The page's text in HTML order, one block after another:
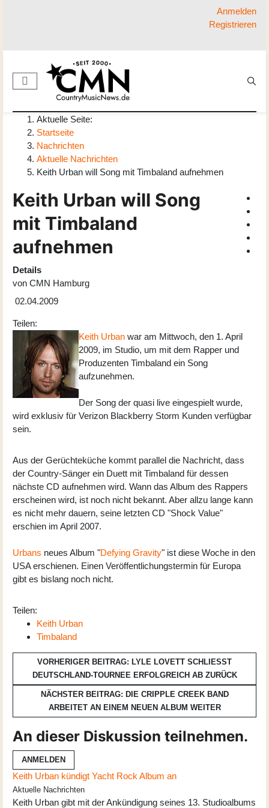
Anmelden
Registrieren
Aktuelle Seite:
Startseite
Nachrichten
Aktuelle Nachrichten
Keith Urban will Song mit Timbaland aufnehmen
Keith Urban will Song
mit Timbaland
aufnehmen
Details
von CMN Hamburg
02.04.2009
Teilen:
Keith Urban war am Mittwoch, den 1. April
2009, im Studio, um mit dem Rapper und
Produzenten Timbaland ein Song
aufzunehmen.
Der Song der quasi live eingespielt wurde,
wird exklusiv für Verizon Blackberry Storm Kunden verfügbar
sein.
Aus der Gerüchteküche kommt parallel die Nachricht, dass
der Country-Sänger ein Duett mit Timbaland für dessen
nächste CD aufnehmen wird. Wann das Album des Rappers
erscheinen wird, ist noch nicht bekannt. Aber allzu lange kann
es nicht mehr dauern, seine letzten CD "Shock Value"
erschien im April 2007.
Urbans neues Album "Defying Gravity" ist diese Woche in den
USA erschienen. Einen Veröffentlichungstermin für Europa
gibt es bislang noch nicht.
Teilen:
Keith Urban
Timbaland
VORHERIGER BEITRAG: LYLE LOVETT SCHLIESST D
EUTSCHLAND-TOURNEE ERFOLGREICH AB ZURÜCK
NÄCHSTER BEITRAG: DIE CRIPPLE CREEK BAND
ARBEITET AN EINEM NEUEN ALBUM WEITER
An dieser Diskussion teilnehmen.
ANMELDEN
Keith Urban kündigt Yacht Rock Album an
Aktuelle Nachrichten
Keith Urban gibt mit der Ankündigung seines 13. Studioalbums